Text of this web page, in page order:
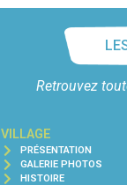
Retrouvez
VILLAGE
PRÉSENTATION
GALERIE PHOTOS
HISTOIRE